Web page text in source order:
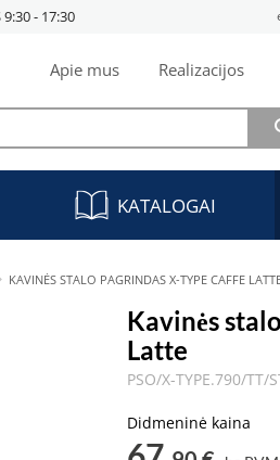
- 17:30
Apie mus Realizacijos
KATALOGAI
KAVINĖS STALO PAGRINDAS X-TYPE CAFFE
Kavinės
Latte
PSO/X-TYPE.790/TT/
Didmeninė kaina